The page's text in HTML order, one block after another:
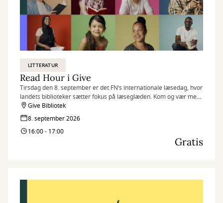
LITTERATUR
Read Hour i Give
Tirsdag den 8. september er det FN’s internationale læsedag, hvor
landets biblioteker sætter fokus på læseglæden. Kom og vær med,
når vi markerer dagen på flere af vores biblioteker med Read
Hour, hvor vi læser så meget, som vi kan på én time.
Give Bibliotek
8. september 2026
16:00 - 17:00
Gratis